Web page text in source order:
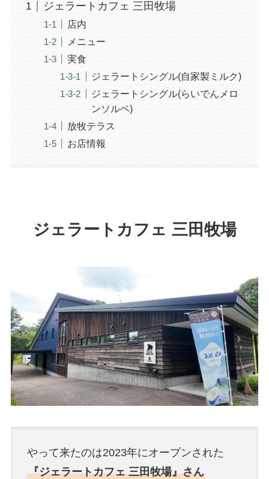
ジェラートカフェ 三田牧場
店内
メニュー
実食
ジェラートシングル(自家製ミルク)
ジェラートシングル(らいでんメロ
ンソルベ)
放牧テラス
お店情報
ジェラートカフェ 三田牧場
やって来たのは2023年にオープンされた
『ジェラートカフェ 三田牧場』さん